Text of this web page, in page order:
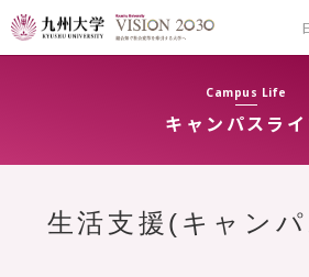
Campus Life
キャンパスライ
生活支援(キャン